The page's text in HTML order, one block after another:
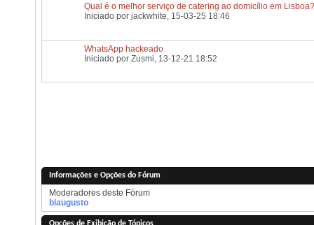
Qual é o melhor serviço de catering ao domicílio em Lisboa?
Iniciado por jackwhite, 15-03-25 18:46
WhatsApp hackeado
Iniciado por Zusmi , 13-12-21 18:52
Informações e Opções do Fórum
Moderadores deste Fórum
blaugusto